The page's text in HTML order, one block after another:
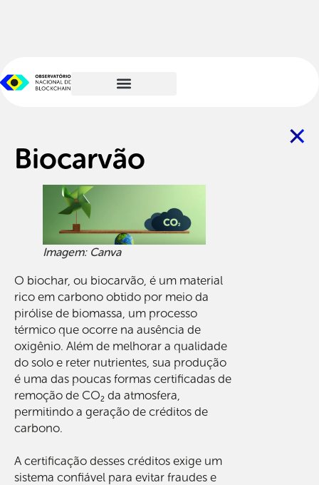
Biocarvão
Imagem: Canva
O biochar, ou biocarvão, é um material
rico em carbono obtido por meio da
pirólise de biomassa, um processo
térmico que ocorre na ausência de
oxigênio. Além de melhorar a qualidade
do solo e reter nutrientes, sua produção
é uma das poucas formas certificadas de
remoção de CO₂ da atmosfera,
permitindo a geração de créditos de
carbono.
A certificação desses créditos exige um
sistema confiável para evitar fraudes e